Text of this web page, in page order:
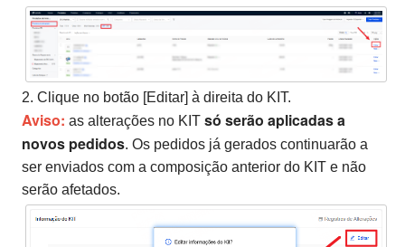
2. Clique no botão [Editar] à direita do KIT.
Aviso: as alterações no KIT só serão aplicadas a
novos pedidos. Os pedidos já gerados continuarão a
ser enviados com a composição anterior do KIT e não
serão afetados.